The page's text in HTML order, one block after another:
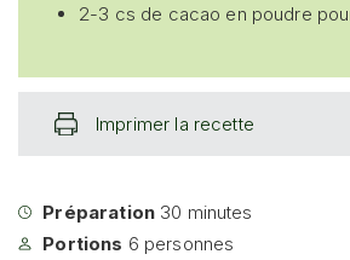
Préparation30 minutes
Portions 6 personnes
2-3 cs de cacao en poudre
Imprimer la recette